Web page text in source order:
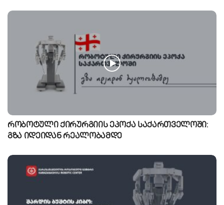
რობოტული ქირურგიის ეპოქა საქართველოში:
გზა იდეიდან რეალობამდე